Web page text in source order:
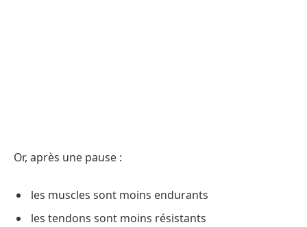
Or, après une pause :
les muscles sont moins endurants
les tendons sont moins résistants